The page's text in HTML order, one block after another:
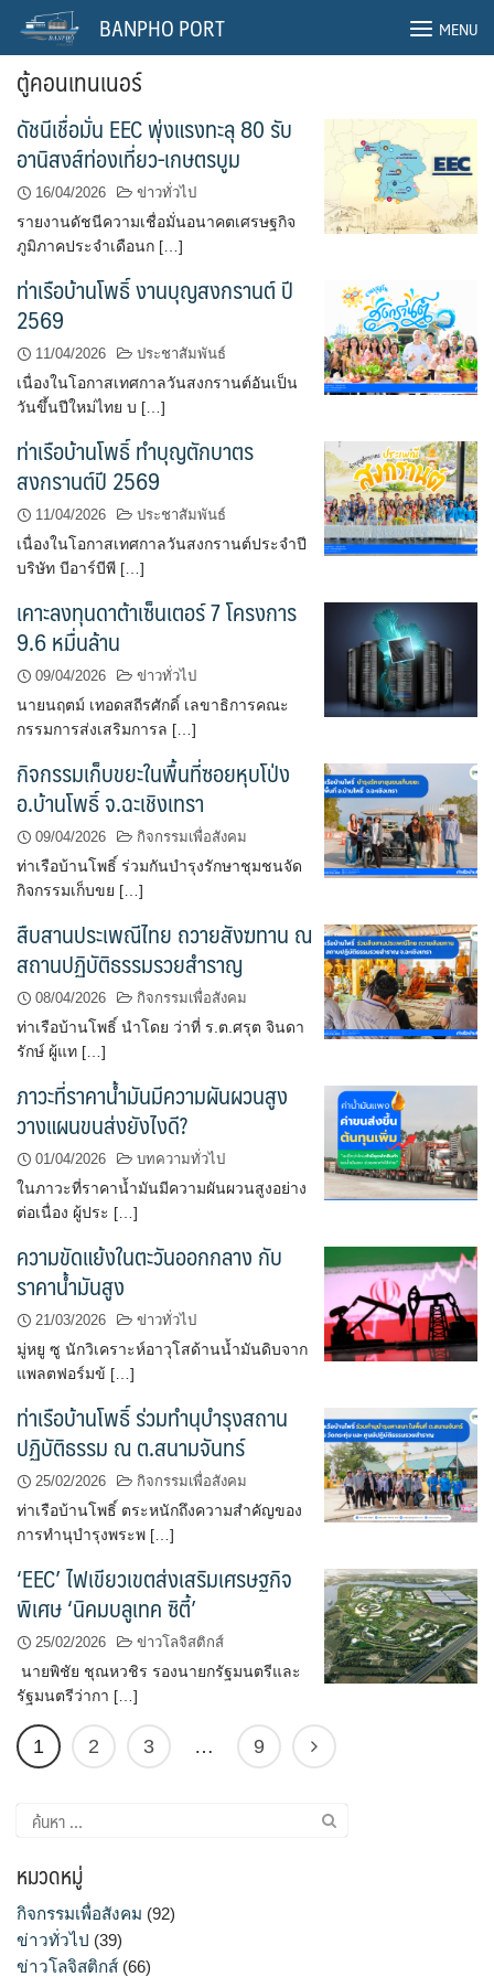
Skip
content
BANPHO PORT MENU
ตู้คอนเทนเนอร์
ดัชนีเชื่อมั่น EEC พุ่งแรงทะลุ 80 รับ
อานิสงส์ท่องเที่ยว-เกษตรบูม
16/04/2026 ข่าวทั่วไป
รายงานดัชนีความเชื่อมั่นอนาคตเศรษฐกิจ
ภูมิภาคประจำเดือนก […]
ท่าเรือบ้านโพธิ์ งานบุญสงกรานต์ ปี
2569
11/04/2026 ประชาสัมพันธ์
เนื่องในโอกาสเทศกาลวันสงกรานต์อันเป็น
วันขึ้นปีใหม่ไทย บ […]
ท่าเรือบ้านโพธิ์ ทำบุญตักบาตร
สงกรานต์ปี 2569
11/04/2026 ประชาสัมพันธ์
เนื่องในโอกาสเทศกาลวันสงกรานต์ประจำปี
บริษัท บีอาร์บีพี […]
เคาะลงทุนดาต้าเซ็นเตอร์ 7 โครงการ
9.6 หมื่นล้าน
09/04/2026 ข่าวทั่วไป
นายนฤตม์ เทอดสถีรศักดิ์ เลขาธิการคณะ
กรรมการส่งเสริมการล […]
กิจกรรมเก็บขยะในพื้นที่ซอยหุบโป่ง
อ.บ้านโพธิ์ จ.ฉะเชิงเทรา
09/04/2026 กิจกรรมเพื่อสังคม
ท่าเรือบ้านโพธิ์ ร่วมกันบำรุงรักษาชุมชนจัด
กิจกรรมเก็บขย […]
สืบสานประเพณีไทย ถวายสังฆทาน ณ
สถานปฏิบัติธรรมรวยสำราญ
08/04/2026 กิจกรรมเพื่อสังคม
ท่าเรือบ้านโพธิ์ นำโดย ว่าที่ ร.ต.ศรุต จินดา
รักษ์ ผู้แท […]
ภาวะที่ราคาน้ำมันมีความผันผวนสูง
วางแผนขนส่งยังไงดี?
01/04/2026 บทความทั่วไป
ในภาวะที่ราคาน้ำมันมีความผันผวนสูงอย่าง
ต่อเนื่อง ผู้ประ […]
ความขัดแย้งในตะวันออกกลาง กับ
ราคาน้ำมันสูง
21/03/2026 ข่าวทั่วไป
มู่หยู ซู นักวิเคราะห์อาวุโสด้านน้ำมันดิบจาก
แพลตฟอร์มข้ […]
ท่าเรือบ้านโพธิ์ ร่วมทำนุบำรุงสถาน
ปฏิบัติธรรม ณ ต.สนามจันทร์
25/02/2026 กิจกรรมเพื่อสังคม
ท่าเรือบ้านโพธิ์ ตระหนักถึงความสำคัญของ
การทำนุบำรุงพระพ […]
‘EEC’ ไฟเขียวเขตส่งเสริมเศรษฐกิจ
พิเศษ ‘นิคมบลูเทค ซิตี้’
25/02/2026 ข่าวโลจิสติกส์
นายพิชัย ชุณหวชิร รองนายกรัฐมนตรีและ
รัฐมนตรีว่ากา […]
1 2 3 … 9
ค้นหา
สำหรับ:
หมวดหมู่
กิจกรรมเพื่อสังคม (92)
ข่าวทั่วไป (39)
ข่าวโลจิสติกส์ (66)